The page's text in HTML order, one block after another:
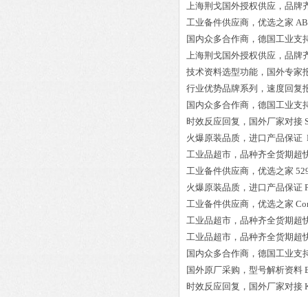
上海荆戈国外授权供应，品牌
工业备件供应商，优选之家
国内众多合作商，德国工业支
上海荆戈国外授权供应，品牌
技术资料选型功能，国外专家
行业优势品牌系列，速度回复
国内众多合作商，德国工业支
时效反应回复，国外厂家对接
火爆原装品质，进口产品保证
工业品超市，品种齐全货期超
工业备件供应商，优选之家
火爆原装品质，进口产品保证
工业备件供应商，优选之家
工业品超市，品种齐全货期超
工业品超市，品种齐全货期超
国内众多合作商，德国工业支
国外原厂采购，型号解析资料
时效反应回复，国外厂家对接